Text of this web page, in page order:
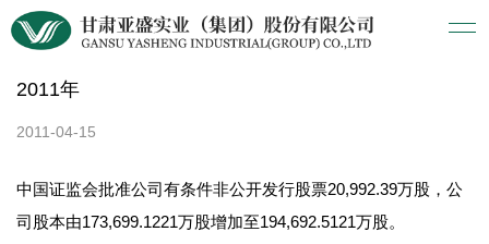
2011年
2011-04-15
中国证监会批准公司有条件非公开发行股票20,992.39万股，公
司股本由173,699.1221万股增加至194,692.5121万股。